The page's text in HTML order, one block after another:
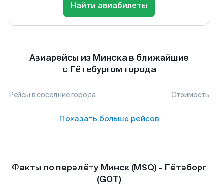
Найти авиабилеты
Авиарейсы из Минска в ближайшие
с Гётебургом города
Рейсы в соседние города Стоимость
Показать больше рейсов
Факты по перелёту Минск (MSQ) - Гётеборг
(GOT)